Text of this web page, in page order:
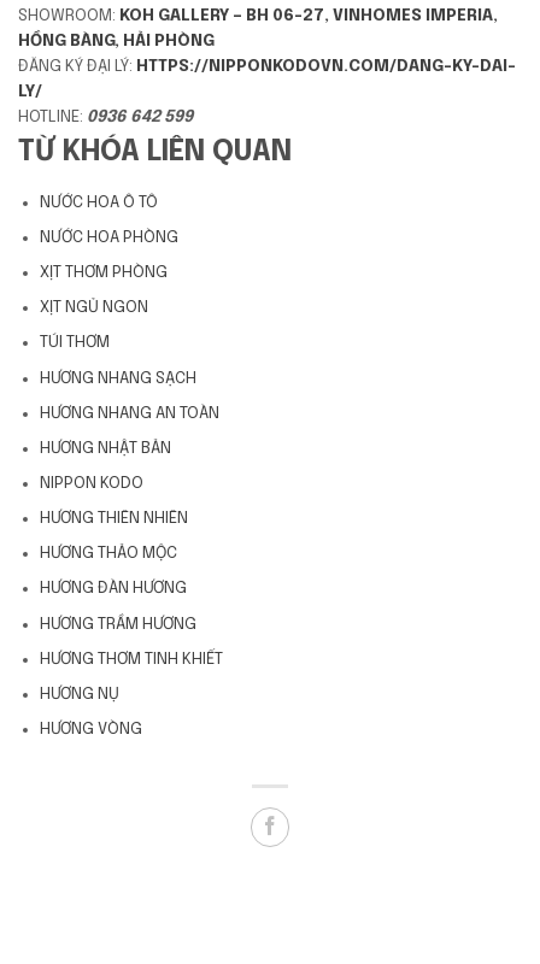
SHOWROOM: KOH GALLERY – BH 06-27, VINHOMES IMPERIA,
HỒNG BÀNG, HẢI PHÒNG
ĐĂNG KÝ ĐẠI LÝ: HTTPS://NIPPONKODOVN.COM/DANG-KY-DAI-
LY/
HOTLINE: 0936 642 599
TỪ KHÓA LIÊN QUAN
NƯỚC HOA Ô TÔ
NƯỚC HOA PHÒNG
XỊT THƠM PHÒNG
XỊT NGỦ NGON
TÚI THƠM
HƯƠNG NHANG SẠCH
HƯƠNG NHANG AN TOÀN
HƯƠNG NHẬT BẢN
NIPPON KODO
HƯƠNG THIÊN NHIÊN
HƯƠNG THẢO MỘC
HƯƠNG ĐÀN HƯƠNG
HƯƠNG TRẦM HƯƠNG
HƯƠNG THƠM TINH KHIẾT
HƯƠNG NỤ
HƯƠNG VÒNG